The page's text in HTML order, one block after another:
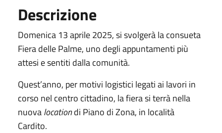
Descrizione
Domenica 13 aprile 2025, si svolgerà la consueta
Fiera delle Palme, uno degli appuntamenti più
attesi e sentiti dalla comunità.
Quest’anno, per motivi logistici legati ai lavori in
corso nel centro cittadino, la fiera si terrà nella
nuovalocationdi Piano di Zona, in località
Cardito.